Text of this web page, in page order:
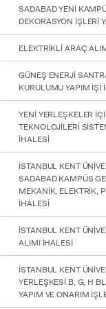
SADABAD YENİ
DEKORASYON İŞLERİ
ELEKTRİKLİ ARAÇ
GÜNEŞ ENERJİ
KURULUMU YAPIM İŞİ
YENİ YERLEŞKELER
TEKNOLOJİLERİ
İHALESİ
İSTANBUL KENT
SADABAD KAMPÜS
MEKANİK, ELEKTRİK,
İHALESİ
İSTANBUL KENT
ALIMI İHALESİ
İSTANBUL KENT
YERLEŞKESİ B, G, H
YAPIM VE ONARIM